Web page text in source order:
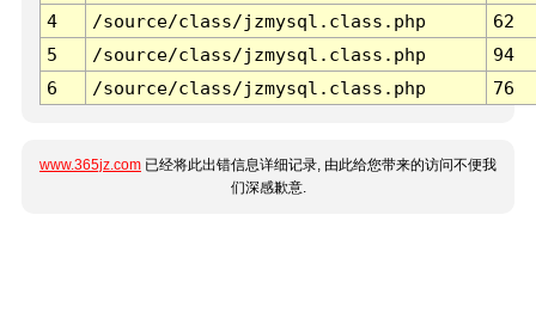
4
/source/class/jzmysql.class.php
62
5
/source/class/jzmysql.class.php
94
6
/source/class/jzmysql.class.php 76
www.365jz.com 已经将此出错信息详细记录, 由此给您带来的访问不便我
们深感歉意.